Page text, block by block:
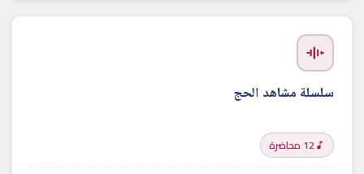
سلسلة مشاهد الحج
12 محاضرة